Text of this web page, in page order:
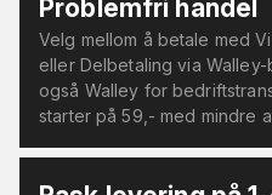
Problemfri handel
Velg mellom å betale med
eller Delbetaling via
også Walley for
starter på 59,- med mindre